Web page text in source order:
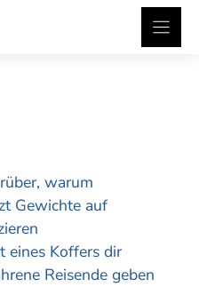
warum
Gewichte auf
eines Koffers dir
Reisende geben